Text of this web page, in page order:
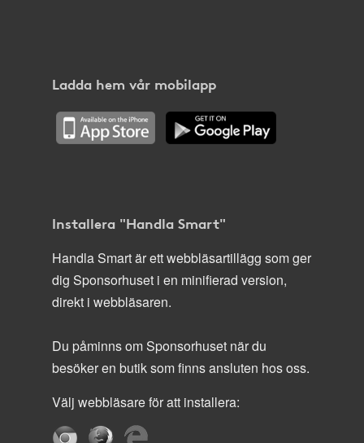
Ladda hem vår mobilapp
Installera "Handla Smart"
Handla Smart är ett webbläsartillägg som ger
dig Sponsorhuset i en minifierad version,
direkt i webbläsaren.
Du påminns om Sponsorhuset när du
besöker en butik som finns ansluten hos oss.
Välj webbläsare för att installera: